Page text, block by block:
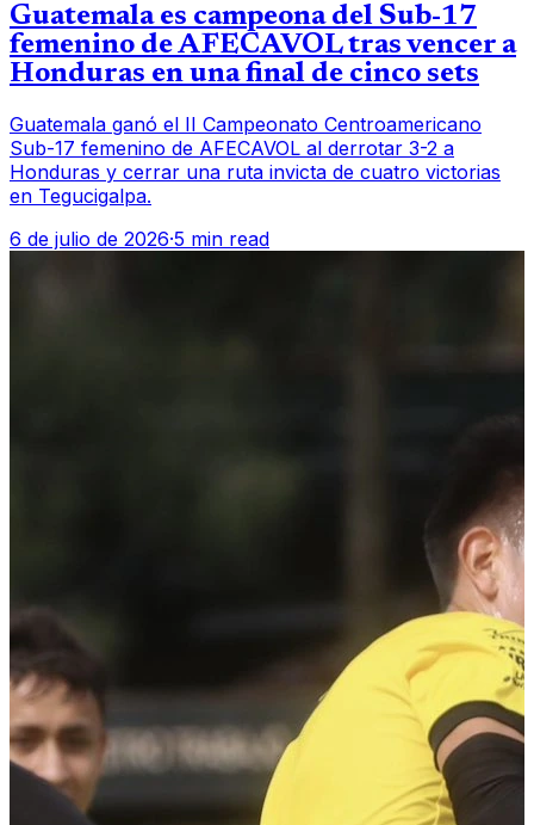
Guatemala es campeona del Sub-17
femenino de AFECAVOL tras vencer a
Honduras en una final de cinco sets
Guatemala ganó el II Campeonato Centroamericano
Sub-17 femenino de AFECAVOL al derrotar 3-2 a
Honduras y cerrar una ruta invicta de cuatro victorias
en Tegucigalpa.
6 de julio de 2026·5 min read